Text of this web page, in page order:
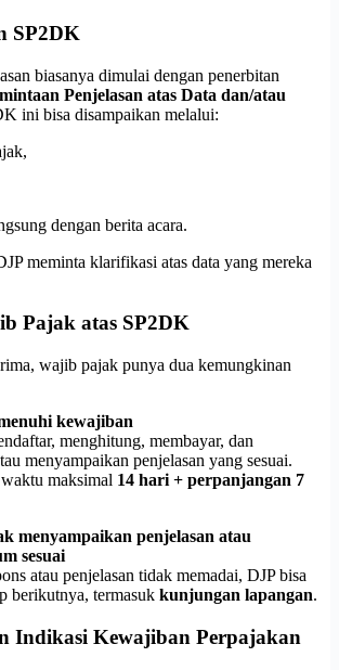
SP2DK
biasanya dimulai dengan penerbitan
Penjelasan atas Data dan/atau
ini bisa disampaikan melalui:
dengan berita acara.
meminta klarifikasi atas data yang mereka
Pajak atas SP2DK
wajib pajak punya dua kemungkinan
kewajiban
menghitung, membayar, dan
menyampaikan penjelasan yang sesuai.
maksimal 14 hari + perpanjangan 7
menyampaikan penjelasan atau
sesuai
atau penjelasan tidak memadai, DJP bisa
berikutnya, termasuk kunjungan lapangan.
Indikasi Kewajiban Perpajakan